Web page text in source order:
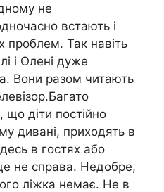
не
встають і
проблем. Так навіть
і Олені дуже
Вони разом читають
що діти постійно
дивані, приходять в
в гостях або
не справа. Недобре,
ліжка немає. Не в